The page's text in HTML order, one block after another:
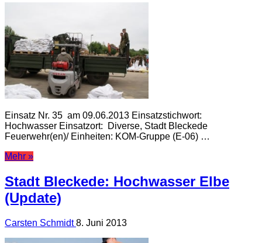
Einsatz Nr. 35 am 09.06.2013 Einsatzstichwort:
Hochwasser Einsatzort: Diverse, Stadt Bleckede
Feuerwehr(en)/ Einheiten: KOM-Gruppe (E-06) …
Mehr »
Stadt Bleckede: Hochwasser Elbe
(Update)
Carsten Schmidt8. Juni 2013